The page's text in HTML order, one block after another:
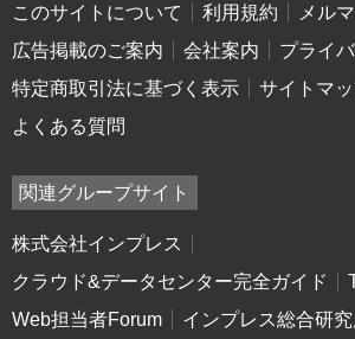
このサイトについて 利用規約
メル
広告掲載のご案内
会社案内
プライ
特定商取引法に基づく表示
サイトマ
よくある質問
関連グループサイト
株式会社インプレス
クラウド&データセンター完全ガイド
Web担当者Forum
インプレス総合研